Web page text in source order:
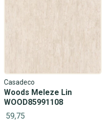
Casadeco
Woods Meleze Lin
WOOD85991108
59,75